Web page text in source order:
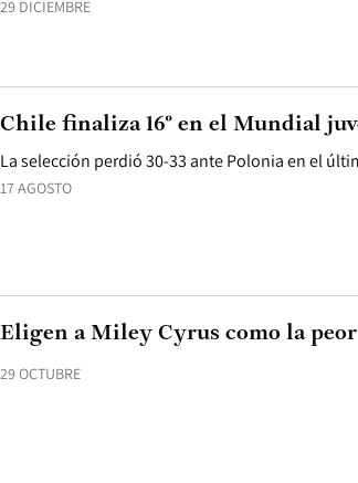
29 DICIEMBRE
17 AGOSTO
La selección perdió 30-33 ante Polonia en el
Chile finaliza 16° en el Mundial
29 OCTUBRE
Eligen a Miley Cyrus como la